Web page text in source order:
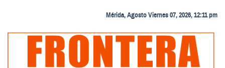
Mérida, Agosto Viernes 07, 2026, 12:11 pm